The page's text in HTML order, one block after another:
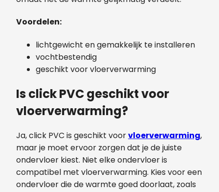
Voordelen:
lichtgewicht en gemakkelijk te installeren
vochtbestendig
geschikt voor vloerverwarming
Is click PVC geschikt voor
vloerverwarming?
Ja, click PVC is geschikt voorvloerverwarming,
maar je moet ervoor zorgen dat je de juiste
ondervloer kiest. Niet elke ondervloer is
compatibel met vloerverwarming. Kies voor een
ondervloer die de warmte goed doorlaat, zoals